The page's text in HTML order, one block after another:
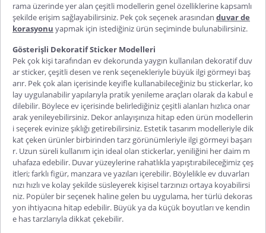
rama üzerinde yer alan çeşitli modellerin genel özelliklerine kapsamlı
şekilde erişim sağlayabilirsiniz. Pek çok seçenek arasından duvar de
korasyonu yapmak için istediğiniz ürün seçiminde bulunabilirsiniz.
Gösterişli Dekoratif Sticker Modelleri
Pek çok kişi tarafından ev dekorunda yaygın kullanılan dekoratif duv
ar sticker, çeşitli desen ve renk seçenekleriyle büyük ilgi görmeyi baş
arır. Pek çok alan içerisinde keyifle kullanabileceğiniz bu stickerlar, ko
lay uygulanabilir yapılarıyla pratik yenileme araçları olarak da kabul e
dilebilir. Böylece ev içerisinde belirlediğiniz çeşitli alanları hızlıca onar
arak yenileyebilirsiniz. Dekor anlayışınıza hitap eden ürün modellerin
i seçerek evinize şıklığı getirebilirsiniz. Estetik tasarım modelleriyle dik
kat çeken ürünler birbirinden tarz görünümleriyle ilgi görmeyi başarı
r. Uzun süreli kullanım için ideal olan stickerlar, yeniliğini her daim m
uhafaza edebilir. Duvar yüzeylerine rahatlıkla yapıştırabileceğimiz çeş
itleri; farklı figür, manzara ve yazıları içerebilir. Böylelikle ev duvarları
nızı hızlı ve kolay şekilde süsleyerek kişisel tarzınızı ortaya koyabilirsi
niz. Popüler bir seçenek haline gelen bu uygulama, her türlü dekoras
yon ihtiyacına hitap edebilir. Büyük ya da küçük boyutları ve kendin
e has tarzlarıyla dikkat çekebilir.